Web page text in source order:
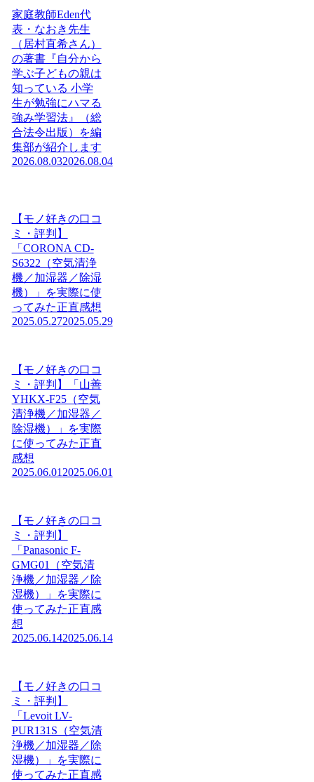
家庭教師Eden代
表・なおき先生
（居村直希さん）
の著書『自分から
学ぶ子どもの親は
知っている 小学
生が勉強にハマる
強み学習法』（総
合法令出版）を編
集部が紹介します
2026.08.032026.08.04
【モノ好きの口コ
ミ・評判】
「CORONA CD-
S6322（空気清浄
機／加湿器／除湿
機）」を実際に使
ってみた正直感想
2025.05.272025.05.29
【モノ好きの口コ
ミ・評判】「山善
YHKX-F25（空気
清浄機／加湿器／
除湿機）」を実際
に使ってみた正直
感想
2025.06.01 2025.06.01
【モノ好きの口コ
ミ・評判】
「Panasonic F-
GMG01（空気清
浄機／加湿器／除
湿機）」を実際に
使ってみた正直感
想
2025.06.142025.06.14
【モノ好きの口コ
ミ・評判】
「Levoit LV-
PUR131S（空気清
浄機／加湿器／除
湿機）」を実際に
使ってみた正直感